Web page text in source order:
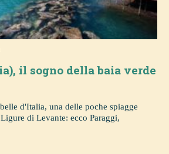
il sogno della baia verde
d'Italia, una delle poche spiagge
di Levante: ecco Paraggi,